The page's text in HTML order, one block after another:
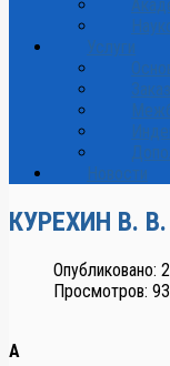
Услуги
Новости
КУРЕХИН В.
Опубликовано:
Просмотров:
А